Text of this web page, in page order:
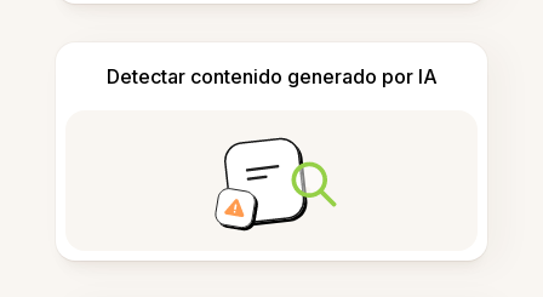
Detectar contenido generado por IA